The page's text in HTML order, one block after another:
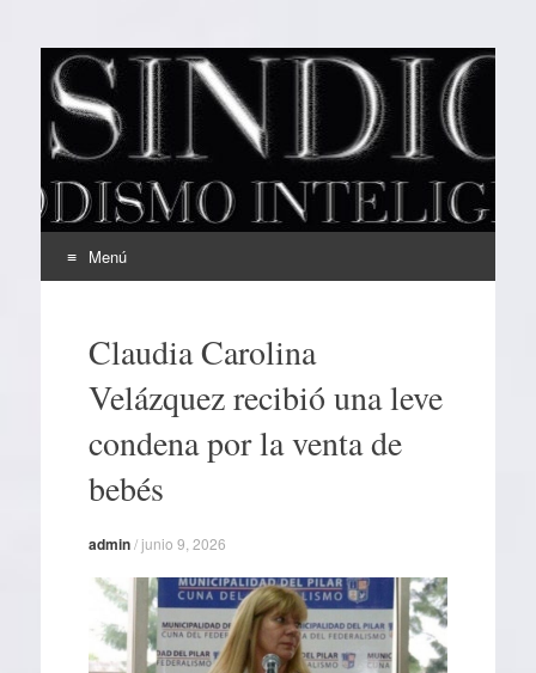
EL SINDICAL
Periodismo Inteligente
Menú
contenidoClaudia Carolina
Velázquez recibió una leve
condena por la venta de
bebés
admin/junio 9, 2026